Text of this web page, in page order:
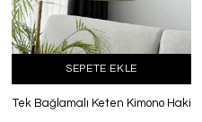
SEPETE EKLE
Tek Bağlamalı Keten Kimono Haki